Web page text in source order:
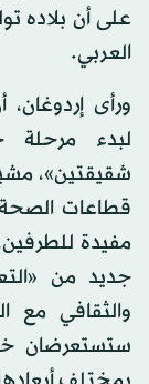
على أن بلاده
العربي.
ورأى إردوغان،
لبدء مرحلة
شقيقتين»،
قطاعات الصحة
مفيدة
جديد من
والثقافي مع
ستستعرضان